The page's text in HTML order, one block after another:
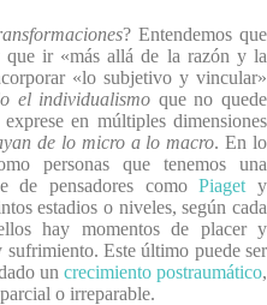
? Entendemos que
que ir «más allá de la razón y la
«lo subjetivo y vincular»
el individualismo que no quede
en múltiples dimensiones
de lo micro a lo macro. En lo
personas que tenemos una
de pensadores comoPiaget y
estadios o niveles, según cada
hay momentos de placer y
Este último puede ser
un crecimiento postraumático,
o irreparable.